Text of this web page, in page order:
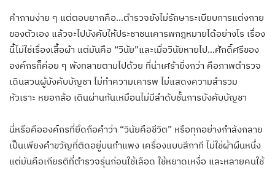
คำถามง่าย ๆ แต่ตอบยากคือ…ตำรวจยังไม่รักษาระเบียบการแต่งกาย
ของตัวเอง แล้วจะไปบังคับให้ประชาชนเคารพกฎหมายได้อย่างไร เรื่อง
นี้ไม่ใช่เรื่องเสื้อผ้า แต่มันคือ “วินัย”และเมื่อวินัยหายไป…ศักดิ์ศรีของ
องค์กรก็ค่อย ๆ พังทลายตามไปด้วย ที่น่าเศร้ายิ่งกว่า คือภาพตำรวจ
เดินสวนผู้บังคับบัญชา ไม่ทำความเคารพ ไม่แสดงความสำรวม
หัวเราะ หยอกล้อ เดินผ่านกันเหมือนไม่มีลำดับชั้นการบังคับบัญชา
นี่หรือคือองค์กรที่ยึดถือคำว่า “วินัยคือชีวิต” หรือทุกอย่างกำลังกลาย
เป็นเพียงคำขวัญที่ติดอยู่บนกำแพง เครื่องแบบสีกากี ไม่ใช่ผ้าผืนหนึ่ง
แต่มันคือเกียรติที่ตำรวจรุ่นก่อนใช้เลือด ใช้หยาดเหงื่อ และหลายคนใช้